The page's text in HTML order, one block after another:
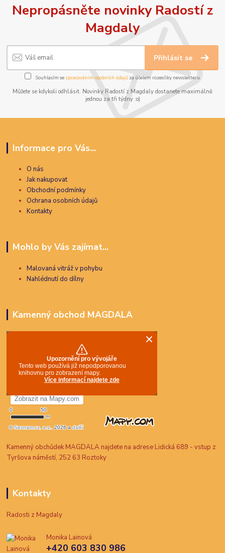
Nepropásněte novinky Radostí z
Magdaly
Přihlásit se
Souhlasím se zpracováním osobních údajůza účelem rozesílky newsletteru.
Můžete se kdykoli odhlásit. Novinky Radostí z Magdaly dostanete maximálně
jednou za tři týdny :o)
Informace pro Vás...
O nás
Jak nakupovat
Obchodní podmínky
Ochrana osobních údajů
Kontakty
Mohlo by Vás zajímat...
Malovaná vitráž v pohybu
Nahlédnutí do dílny
Kamenný obchod MAGDALA
Kamenný obchůdek MAGDALA najdete na adrese Lidická 689 - vstup z
Tyršova náměstí, 252 63 Roztoky
Kontakty
Radosti z Magdaly
Monika Lainová
+420 603 830 986